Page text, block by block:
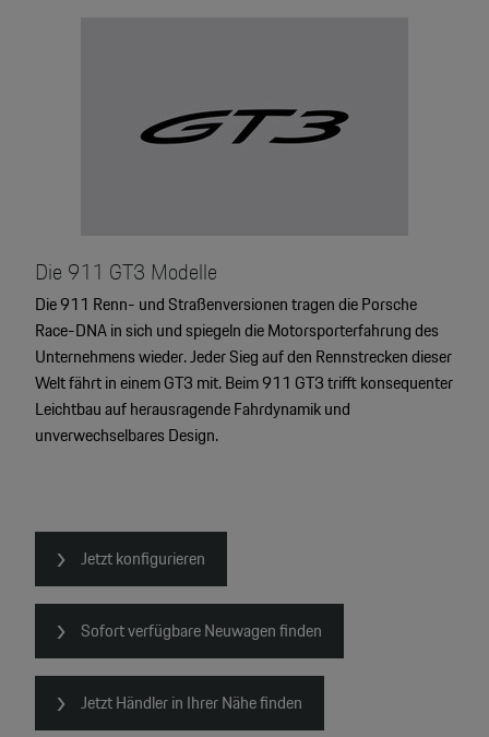
Die 911 GT3 Modelle
Die 911 Renn- und Straßenversionen tragen die Porsche
Race-DNA in sich und spiegeln die Motorsporterfahrung des
Unternehmens wieder. Jeder Sieg auf den Rennstrecken dieser
Welt fährt in einem GT3 mit. Beim 911 GT3 trifft konsequenter
Leichtbau auf herausragende Fahrdynamik und
unverwechselbares Design.
Jetzt konfigurieren
Sofort verfügbare Neuwagen finden
Jetzt Händler in Ihrer Nähe finden